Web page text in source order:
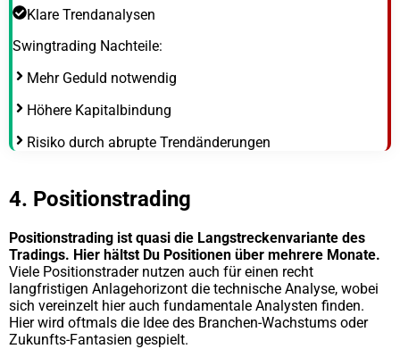
Klare Trendanalysen
Swingtrading Nachteile:
Mehr Geduld notwendig
Höhere Kapitalbindung
Risiko durch abrupte Trendänderungen
4. Positionstrading
Positionstrading ist quasi die Langstreckenvariante des
Tradings. Hier hältst Du Positionen über mehrere Monate.
Viele Positionstrader nutzen auch für einen recht
langfristigen Anlagehorizont die technische Analyse, wobei
sich vereinzelt hier auch fundamentale Analysten finden.
Hier wird oftmals die Idee des Branchen-Wachstums oder
Zukunfts-Fantasien gespielt.